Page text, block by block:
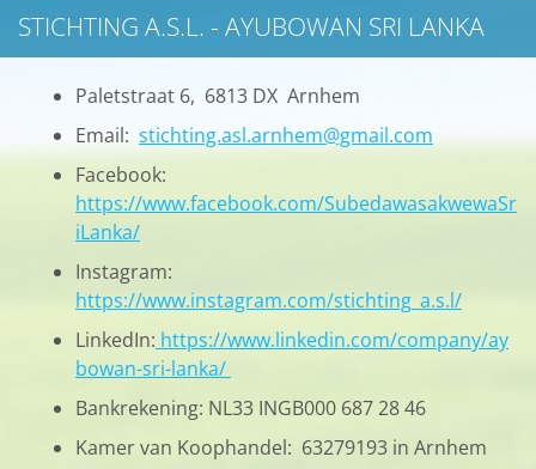
STICHTING A.S.L. - AYUBOWAN SRI LANKA
Paletstraat 6, 6813 DX Arnhem
Email: stichting.asl.arnhem@gmail.com
Facebook:
https://www.facebook.com/SubedawasakwewaSr
iLanka/
Instagram:
https://www.instagram.com/stichting_a.s.l/
LinkedIn: https://www.linkedin.com/company/ay
bowan-sri-lanka/
Bankrekening: NL33 INGB000 687 28 46
Kamer van Koophandel: 63279193 in Arnhem